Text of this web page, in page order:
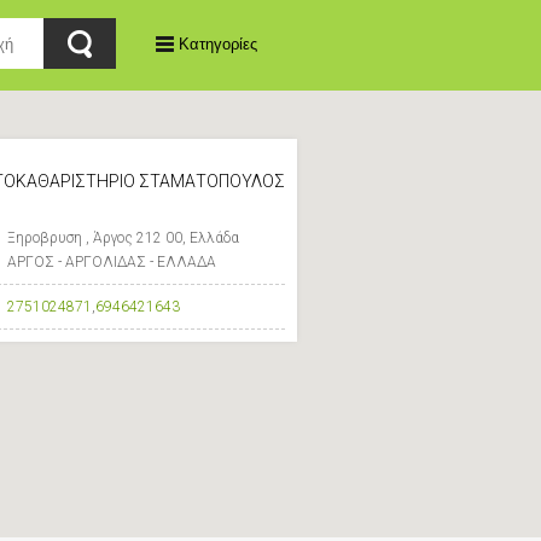
Κατηγορίες
ΣΤΑΜΑΤΟΠΟΥΛΟΣ
Ξηροβρυση , Άργος 212 00, Ελλάδα
ΑΡΓΟΣ - ΑΡΓΟΛΙΔΑΣ - ΕΛΛΑΔΑ
2751024871 6946421643